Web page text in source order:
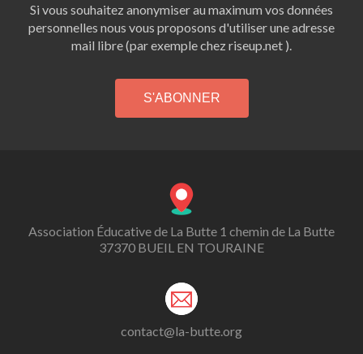
Si vous souhaitez anonymiser au maximum vos données
personnelles nous vous proposons d'utiliser une adresse
mail libre (par exemple chez riseup.net ).
Association Éducative de La Butte 1 chemin de La Butte
37370 BUEIL EN TOURAINE
contact@la-butte.org